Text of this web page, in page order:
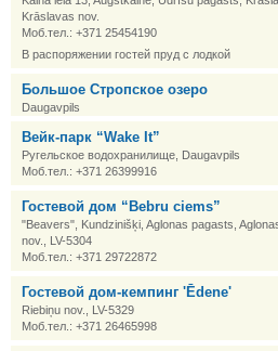
Krāslavas nov.
Моб.тел.: +371 25454190
В распоряжении гостей пруд с лодкой
Большое Стропское озеро
Daugavpils
Вейк-парк “Wake It”
Ругельское водохранилище, Daugavpils
Моб.тел.: +371 26399916
Гостевой дом “Bebru ciems”
"Beavers", Kundzinišķi, Aglonas pagasts,
nov., LV-5304
Моб.тел.: +371 29722872
Гостевой дом-кемпинг 'Ēdene'
Riebiņu nov., LV-5329
Моб.тел.: +371 26465998